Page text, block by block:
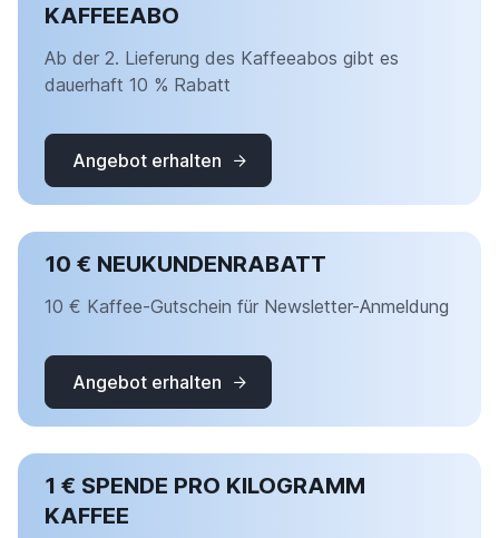
KAFFEEABO
Ab der 2. Lieferung des Kaffeeabos gibt es
dauerhaft 10 % Rabatt
Angebot erhalten
10 € NEUKUNDENRABATT
10 € Kaffee-Gutschein für Newsletter-Anmeldung
Angebot erhalten
1 € SPENDE PRO KILOGRAMM
KAFFEE